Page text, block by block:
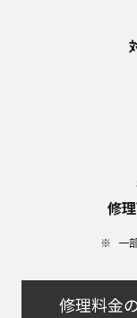
明書につい
せにはお応
修
一
修理料金